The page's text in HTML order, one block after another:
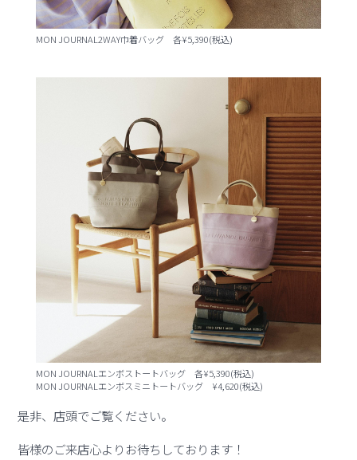
MON JOURNAL2WAY巾着バッグ 各¥5,390(税込)
MON JOURNALエンボストートバッグ 各¥5,390(税込)
MON JOURNALエンボスミニトートバッグ ¥4,620(税込)
是非、店頭でご覧ください。
皆様のご来店心よりお待ちしております！